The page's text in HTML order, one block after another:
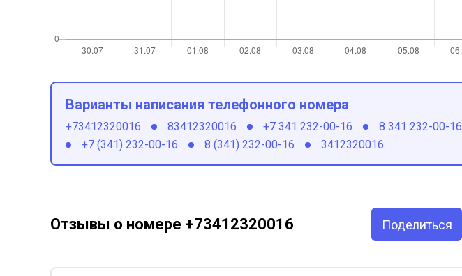
Варианты написания телефонного номера
+73412320016 83412320016 +7 341 232-00-16
8 341 232-00-16
+7 (341) 232-00-16
8 (341) 232-00-16 3412320016
Отзывы о номере +73412320016 Поделиться